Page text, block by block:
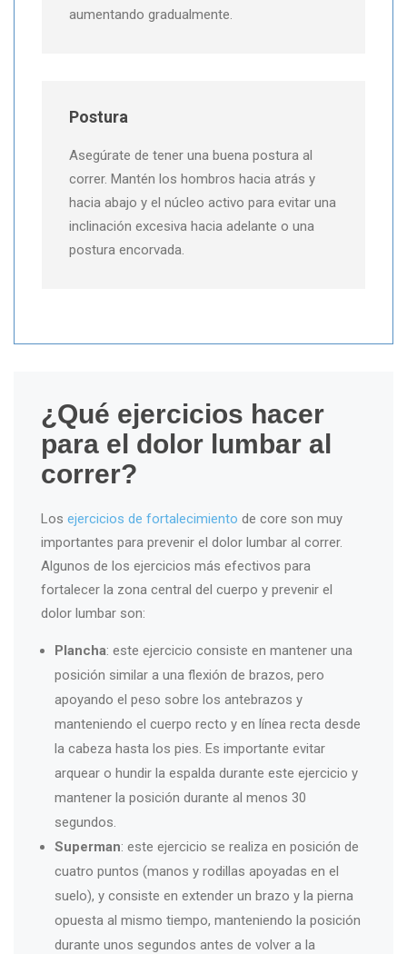
aumentando gradualmente.
Postura
Asegúrate de tener una buena postura al
correr. Mantén los hombros hacia atrás y
hacia abajo y el núcleo activo para evitar una
inclinación excesiva hacia adelante o una
postura encorvada.
¿Qué ejercicios hacer
para el dolor lumbar al
correr?
Los ejercicios de fortalecimiento de core son muy
importantes para prevenir el dolor lumbar al correr.
Algunos de los ejercicios más efectivos para
fortalecer la zona central del cuerpo y prevenir el
dolor lumbar son:
Plancha: este ejercicio consiste en mantener una
posición similar a una flexión de brazos, pero
apoyando el peso sobre los antebrazos y
manteniendo el cuerpo recto y en línea recta desde
la cabeza hasta los pies. Es importante evitar
arquear o hundir la espalda durante este ejercicio y
mantener la posición durante al menos 30
segundos.
Superman: este ejercicio se realiza en posición de
cuatro puntos (manos y rodillas apoyadas en el
suelo), y consiste en extender un brazo y la pierna
opuesta al mismo tiempo, manteniendo la posición
durante unos segundos antes de volver a la